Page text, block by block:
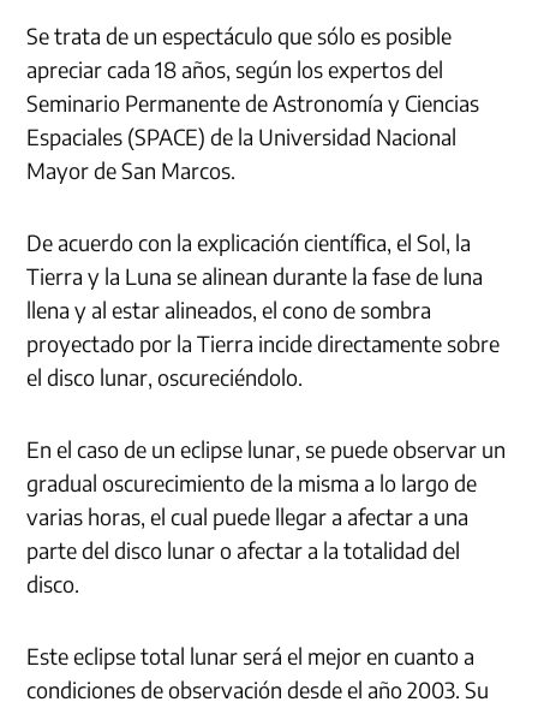
Se trata de un espectáculo que sólo es posible
apreciar cada 18 años, según los expertos del
Seminario Permanente de Astronomía y Ciencias
Espaciales (SPACE) de la Universidad Nacional
Mayor de San Marcos.
De acuerdo con la explicación científica, el Sol, la
Tierra y la Luna se alinean durante la fase de luna
llena y al estar alineados, el cono de sombra
proyectado por la Tierra incide directamente sobre
el disco lunar, oscureciéndolo.
En el caso de un eclipse lunar, se puede observar un
gradual oscurecimiento de la misma a lo largo de
varias horas, el cual puede llegar a afectar a una
parte del disco lunar o afectar a la totalidad del
disco.
Este eclipse total lunar será el mejor en cuanto a
condiciones de observación desde el año 2003. Su